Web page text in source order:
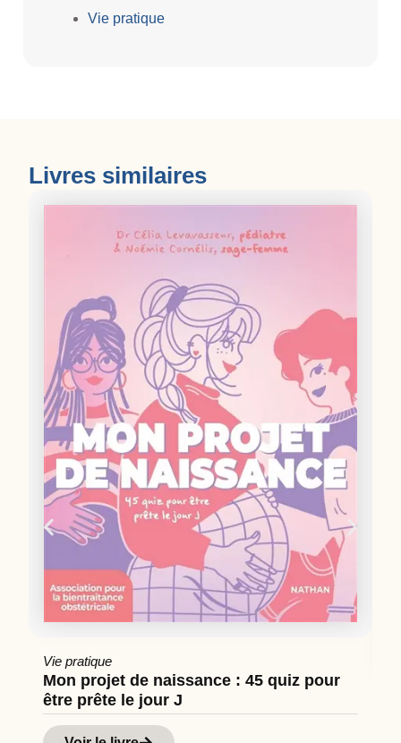
Vie pratique
Livres similaires
Vie pratique
Mon projet de naissance : 45 quiz pour
être prête le jour J